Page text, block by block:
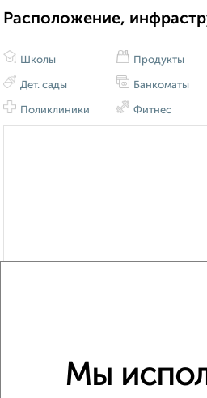
Расположение,
Школы
Дет. сады
Поликлиники
Продукты
Банкоматы
Фитнес
Мы